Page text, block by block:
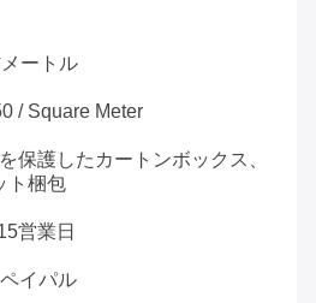
ートル
/ Square Meter
保護したカートンボックス、
ト梱包
営業日
イパル